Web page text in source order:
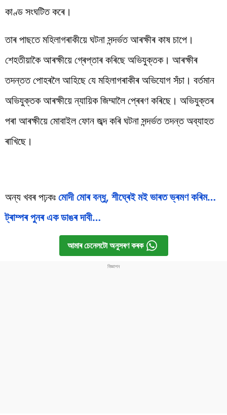
কাণ্ড সংঘটিত কৰে।
তাৰ পাছতে মহিলাগৰাকীয়ে ঘটনা সন্দৰ্ভত আৰক্ষীৰ কাষ চাপে।
শেহতীয়াকৈ আৰক্ষীয়ে গ্ৰেপ্তাৰ কৰিছে অভিযুক্তক। আৰক্ষীৰ
তদন্তত পোহৰলৈ আহিছে যে মহিলাগৰাকীৰ অভিযোগ সঁচা। বৰ্তমান
অভিযুক্তক আৰক্ষীয়ে ন্যায়িক জিম্মালৈ প্ৰেৰণ কৰিছে। অভিযুক্তৰ
পৰা আৰক্ষীয়ে মোবাইল ফোন জব্দ কৰি ঘটনা সন্দৰ্ভত তদন্ত অব্যাহত
ৰাখিছে।
অন্য খবৰ পঢ়কঃমোদী মোৰ বন্ধু, শীঘ্ৰেই মই ভাৰত ভ্ৰমণ কৰিম…
ট্ৰাম্পৰ পুনৰ এক ডাঙৰ দাবী…
আমাৰ চেনেলটো অনুসৰণ কৰক